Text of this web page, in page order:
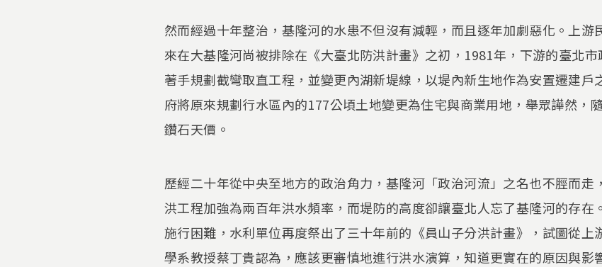
然而經過十年整治，基隆河的水患不但沒有減輕，而且逐年加劇惡化。上游
來在大基隆河尚被排除在《大臺北防洪計畫》之初，1981年，下游的臺北市
著手規劃截彎取直工程，並變更內湖新堤線，以堤內新生地作為安置遷建戶
府將原來規劃行水區內的177公頃土地變更為住宅與商業用地，舉眾譁然，
鑽石天價。
歷經二十年從中央至地方的政治角力，基隆河「政治河流」之名也不脛而走
洪工程加強為兩百年洪水頻率，而堤防的高度卻讓臺北人忘了基隆河的存在
施行困難，水利單位再度祭出了三十年前的《員山子分洪計畫》，試圖從上
學系教授蔡丁貴認為，應該更審慎地進行洪水演算，知道更實在的原因與影